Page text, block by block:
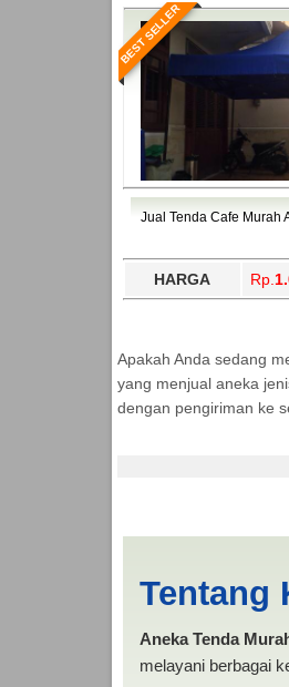
BEST SELLER
Jual Tenda Cafe Murah
HARGA Rp.
Apakah Anda sedang
yang menjual aneka
dengan pengiriman ke
Tentang
Aneka Tenda
melayani berbagai